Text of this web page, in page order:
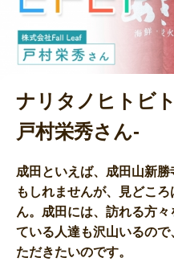
ナリタノヒトビ
戸村栄秀さん-
成田といえば、成田山新
もしれませんが、見どこ
ん。成田には、訪れる方
ている人達も沢山いるの
ただきたいのです。